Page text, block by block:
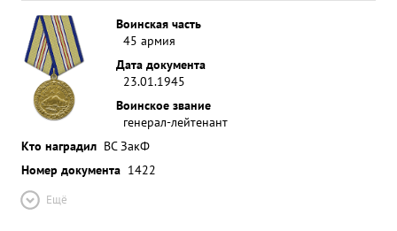
Воинская часть
45 армия
Дата документа
23.01.1945
Воинское звание
генерал-лейтенант
Кто наградил ВС ЗакФ
Номер документа 1422
Ещё